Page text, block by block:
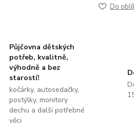
Do
Půjčovna dětských
potřeb, kvalitně,
výhodně a bez
starostí!
kočárky, autosedačky,
postýlky, monitory
dechu a další potřebné
věci